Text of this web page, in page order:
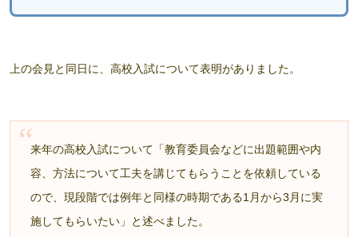
上の会見と同日に、高校入試について表明がありました。
来年の高校入試について「教育委員会などに出題範囲や内
容、方法について工夫を講じてもらうことを依頼している
ので、現段階では例年と同様の時期である1月から3月に実
施してもらいたい」と述べました。